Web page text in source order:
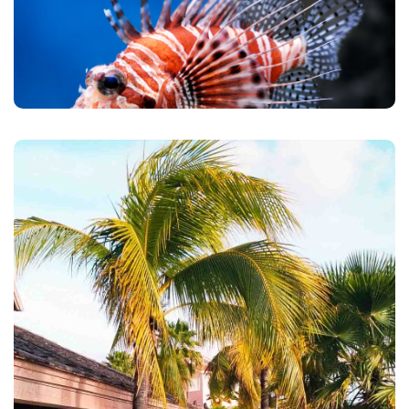
Preise: $185
Buchen Sie den Lionfish Hunter Kurs
3/3/3
Mahlzeitenpaket
3x Mittagessen
3x Abendessen
9x Getränke (Bier, Hauswein, Softdrinks)